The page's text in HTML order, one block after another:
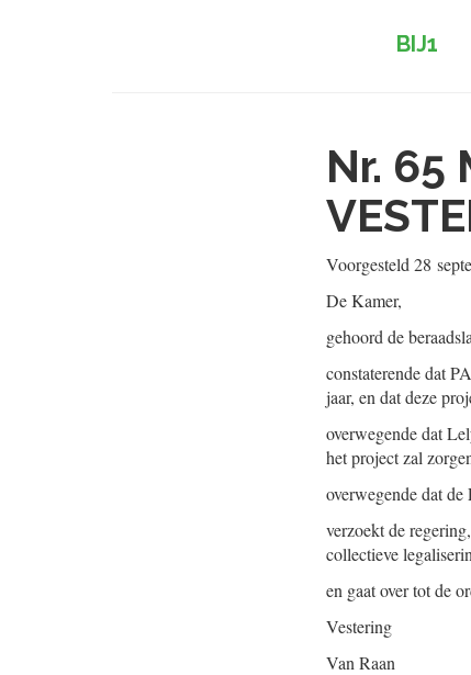
BIJ1
Nr. 65
Voorgesteld 28
De Kamer,
gehoord de
constaterende dat
jaar, en dat deze
overwegende dat
het project zal
overwegende dat
verzoekt de
collectieve
en gaat over tot de
Vestering
Van Raan